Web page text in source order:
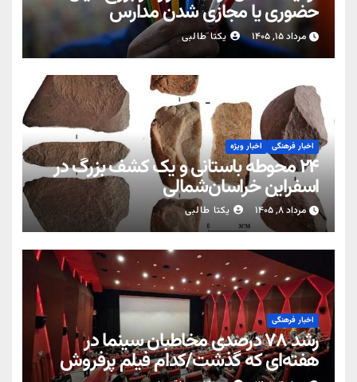
حضوری یا مجازی شدن مدارس
مرداد ۱۵, ۱۴۰۵ یکتا طالبی
اخبار فرهنگی اخبار ویژه
۲۴ محوطه باستانی و یک کشف بزرگ در
اسفراین خراسان‌شمالی
مرداد ۸, ۱۴۰۵ یکتا طالبی
اخبار فرهنگی
رشد ۷۸ درصدی مخاطبان سینما در
هفته‌ای که گذشت/کدام فیلم پرفروش